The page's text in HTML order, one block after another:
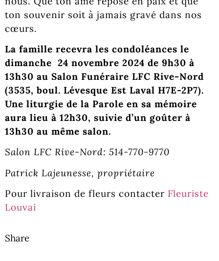
ton souvenir soit à jamais gravé dans nos
cœurs.
La famille recevra les condoléances le
dimanche 24 novembre 2024 de 9h30 à
13h30 au Salon Funéraire LFC Rive-Nord
(3535, boul. Lévesque Est Laval H7E-2P7).
Une liturgie de la Parole en sa mémoire
aura lieu à 12h30, suivie d’un goûter à
13h30 au même salon.
Salon LFC Rive-Nord: 514-770-9770
Patrick Lajeunesse, propriétaire
Pour livraison de fleurs contacter Fleuriste
Louvai
Share